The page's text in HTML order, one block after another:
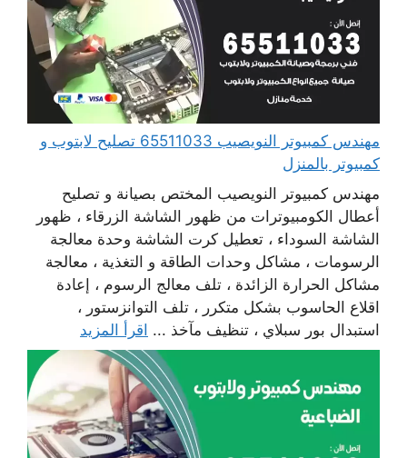
مهندس كمبيوتر النويصيب 65511033 تصليح لابتوب و
كمبيوتر بالمنزل
مهندس كمبيوتر النويصيب المختص بصيانة و تصليح
أعطال الكومبيوترات من ظهور الشاشة الزرقاء ، ظهور
الشاشة السوداء ، تعطيل كرت الشاشة وحدة معالجة
الرسومات ، مشاكل وحدات الطاقة و التغذية ، معالجة
مشاكل الحرارة الزائدة ، تلف معالج الرسوم ، إعادة
اقلاع الحاسوب بشكل متكرر ، تلف التوانزستور ،
استبدال بور سبلاي ، تنظيف مآخذ ... اقرأ المزيد